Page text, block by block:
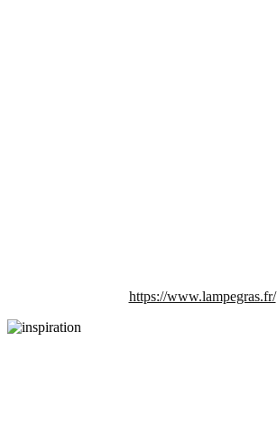
https://www.lampegras.fr/